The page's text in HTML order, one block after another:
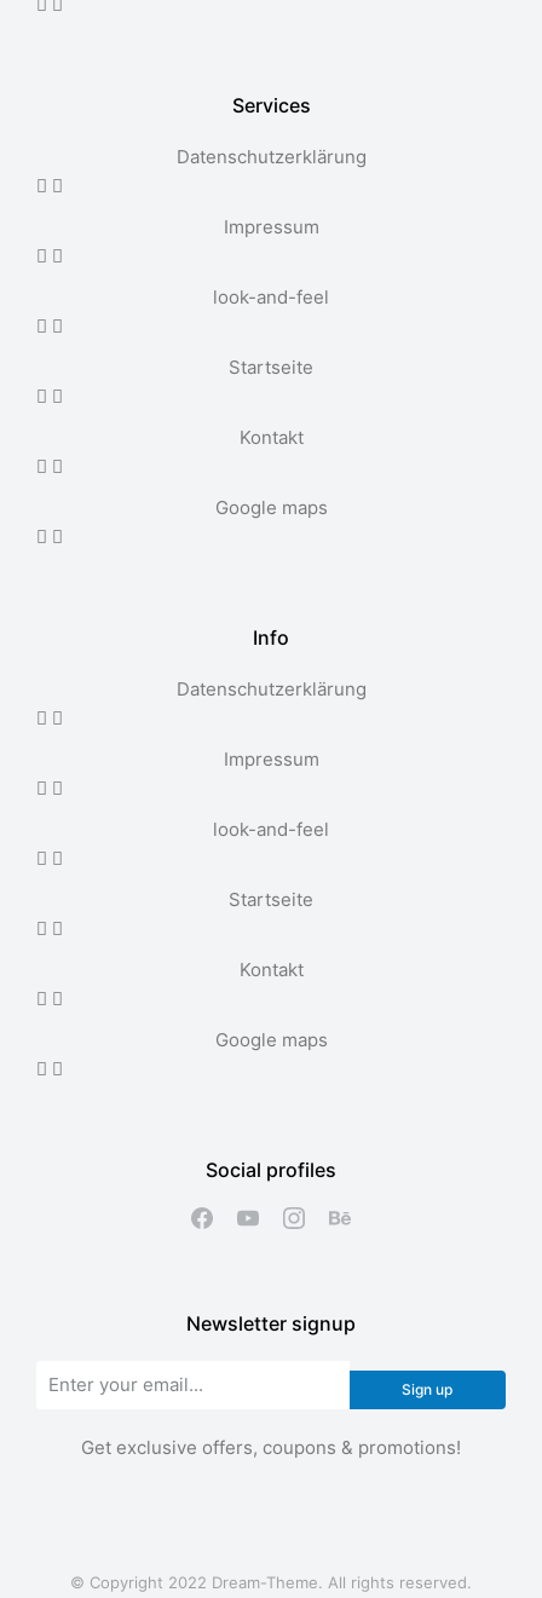
Services
Datenschutzerklärung
Impressum
look-and-feel
Startseite
Kontakt
Google maps
Info
Datenschutzerklärung
Impressum
look-and-feel
Startseite
Kontakt
Google maps
Social profiles
Newsletter signup
Sign up
Get exclusive offers, coupons & promotions!
© Copyright 2022 Dream-Theme. All rights reserved.